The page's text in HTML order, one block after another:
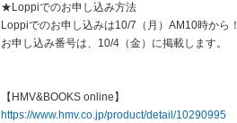
★Loppiでのお申し込み方法
Loppiでのお申し込みは10/7（月）AM10時から
お申し込み番号は、10/4（金）に掲載します。
【HMV&BOOKS online】
https://www.hmv.co.jp/product/detail/10290995